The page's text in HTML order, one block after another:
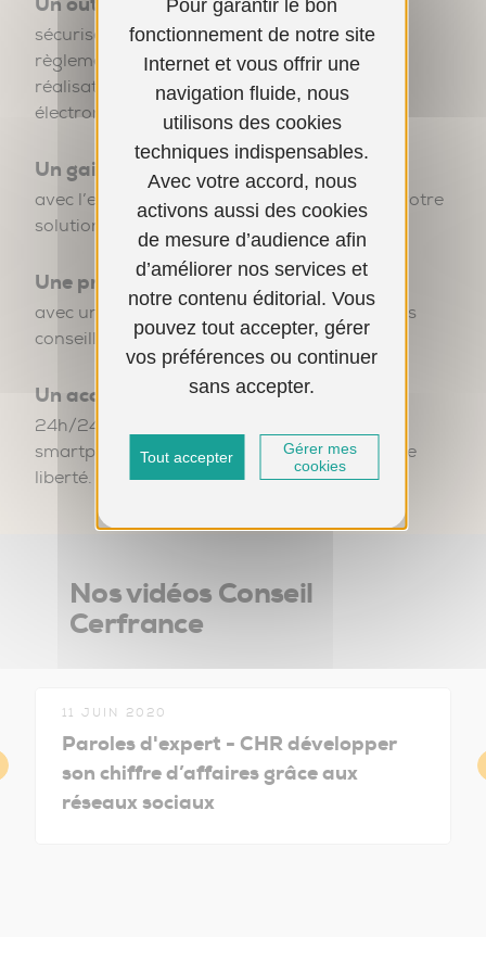
sécurisé qui anticipe les obligations
règlementaires dès juillet 2024 pour la
réalisation de vos factures sous format
électronique.
Un gain de temps,
avec l’export des écritures comptables vers votre
solution comptable.
Une prise en main de l’outil,
avec une assistance annuelle assurée par nos
conseillers informatiques Cerfrance
Un accès 24h/24,
24h/24 depuis vos ordinateur, tablette et
smartphone via une appli dédiée pour plus de
liberté.
Nos vidéos Conseil
Cerfrance
11 JUIN 2020
Paroles d'expert - CHR développer
son chiffre d’affaires grâce aux
réseaux sociaux
Pour garantir le bon
fonctionnement de notre site
Internet et vous offrir une
navigation fluide, nous
utilisons des cookies
techniques indispensables.
Avec votre accord, nous
activons aussi des cookies
de mesure d’audience afin
d’améliorer nos services et
notre contenu éditorial. Vous
pouvez tout accepter, gérer
vos préférences ou continuer
sans accepter.
Tout accepter
Gérer mes
cookies